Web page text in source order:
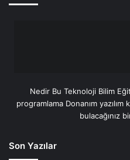
Nedir Bu Teknoloji Bilim
programlama Donanım yazılım
bulacağınız
Son Yazılar